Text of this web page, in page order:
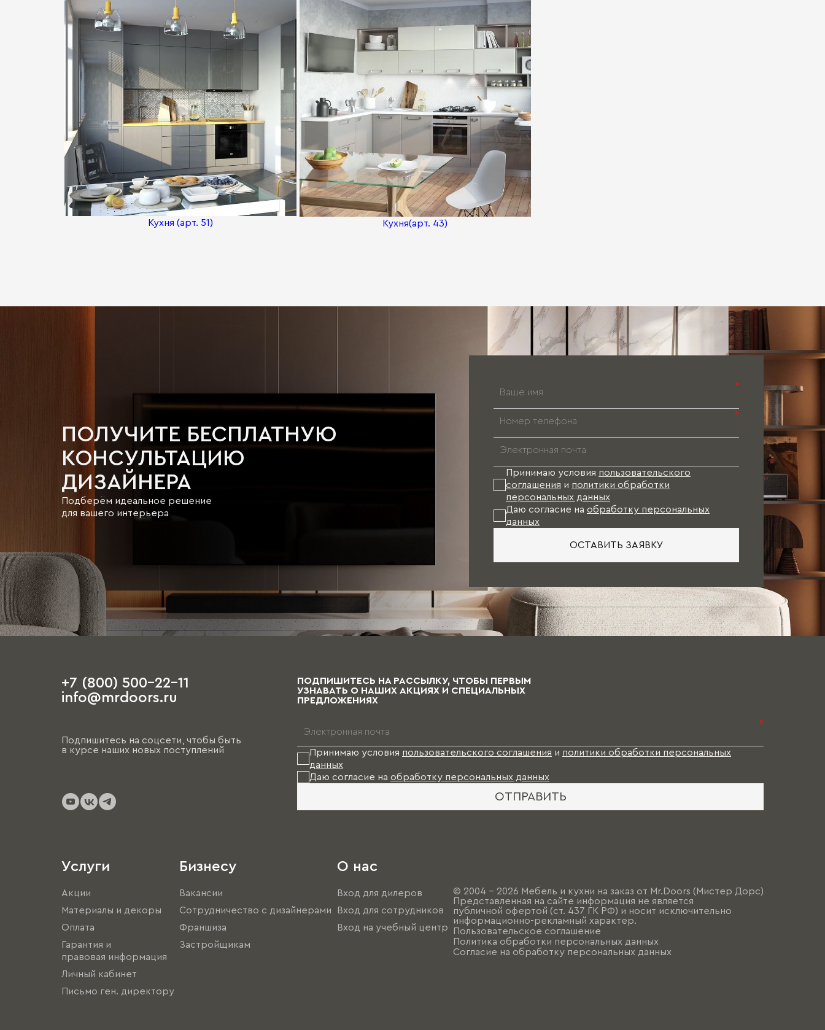
Кухня (арт. 51) Кухня(арт. 43)
ПОЛУЧИТЕ БЕСПЛАТНУЮ
КОНСУЛЬТАЦИЮ
ДИЗАЙНЕРА
Подберём идеальное решение
для вашего интерьера
*
*
Принимаю условия пользовательского
соглашения и политики обработки
персональных данных
Даю согласие на обработку персональных
данных
ОСТАВИТЬ ЗАЯВКУ
+7 (800) 500-22-11
info@mrdoors.ru
Подпишитесь на соцсети, чтобы быть
в курсе наших новых поступлений
ПОДПИШИТЕСЬ НА РАССЫЛКУ, ЧТОБЫ ПЕРВЫМ
УЗНАВАТЬ О НАШИХ АКЦИЯХ И СПЕЦИАЛЬНЫХ
ПРЕДЛОЖЕНИЯХ
*
Принимаю условия пользовательского соглашения и политики обработки персональных
данных
Даю согласие на обработку персональных данных
ОТПРАВИТЬ
Услуги
Акции
Материалы и декоры
Оплата
Гарантия и
правовая информация
Личный кабинет
Письмо ген. директору
Бизнесу
Вакансии
Сотрудничество с дизайнерами
Франшиза
Застройщикам
О нас
Вход для дилеров
Вход для сотрудников
Вход на учебный центр
© 2004 - 2026 Мебель и кухни на заказ от Mr.Doors (Мистер Дорс)
Представленная на сайте информация не является
публичной офертой (ст. 437 ГК РФ) и носит исключительно
информационно-рекламный характер.
Пользовательское соглашение
Политика обработки персональных данных
Согласие на обработку персональных данных